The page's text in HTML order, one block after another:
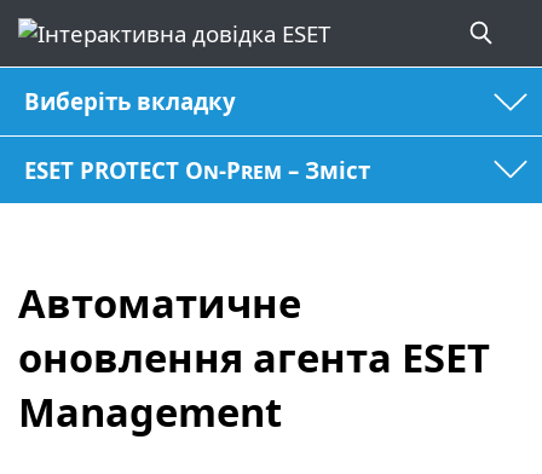
Виберіть вкладку
ESET PROTECT On-Prem – Зміст
Автоматичне
оновлення агента ESET
Management